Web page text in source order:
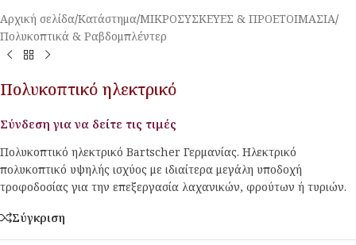
Αρχική σελίδα/Κατάστημα/ΜΙΚΡΟΣΥΣΚΕΥΕΣ & ΠΡΟΕΤΟΙΜΑΣΙΑ/
Πολυκοπτικά & Ραβδομπλέντερ
Πολυκοπτικό ηλεκτρικό
Σύνδεση για να δείτε τις τιμές
Πολυκοπτικό ηλεκτρικό Bartscher Γερμανίας. Ηλεκτρικό
πολυκοπτικό υψηλής ισχύος με ιδιαίτερα μεγάλη υποδοχή
τροφοδοσίας για την επεξεργασία λαχανικών, φρούτων ή τυριών.
Σύγκριση